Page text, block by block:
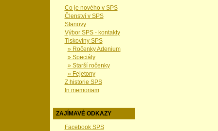
Co je nového v SPS
Členství v SPS
Stanovy
Výbor SPS - kontakty
Tiskoviny SPS
» Ročenky Adenium
» Speciály
» Starší ročenky
» Fejetony
Z historie SPS
In memoriam
ZAJÍMAVÉ ODKAZY
Facebook SPS